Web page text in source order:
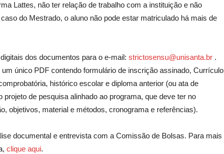
Lattes, não ter relação de trabalho com a instituição e não
do Mestrado, o aluno não pode estar matriculado há mais de
dos documentos para o e-mail: strictosensu@unisanta.br .
único PDF contendo formulário de inscrição assinado, Currículo
histórico escolar e diploma anterior (ou ata de
de pesquisa alinhado ao programa, que deve ter no
objetivos, material e métodos, cronograma e referências).
documental e entrevista com a Comissão de Bolsas. Para mais
clique aqui.